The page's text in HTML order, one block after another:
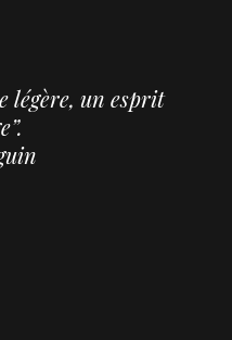
légère, un esprit